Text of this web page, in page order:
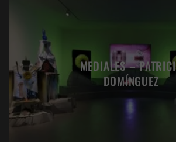
MEDIALES –
DOMÍNGUEZ